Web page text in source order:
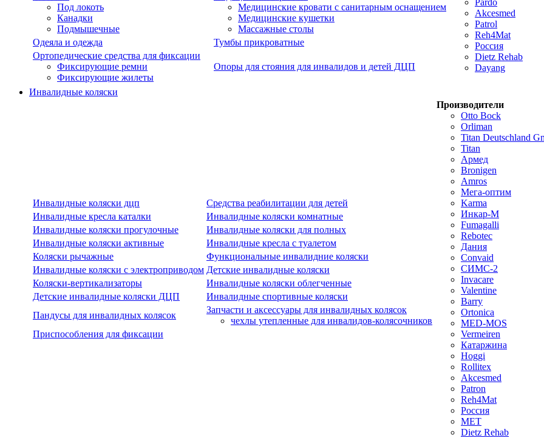
Под локоть
Канадки
Подмышечные
Медицинские кровати с санитарным оснащением
Медицинские кушетки
Массажные столы
Одеяла и одежда
Тумбы прикроватные
Ортопедические средства для фиксации
Фиксирующие ремни
Фиксирующие жилеты
Опоры для стояния для инвалидов и детей ДЦП
Pardo
Akcesmed
Patrol
Reh4Mat
Россия
Dietz Rehab
Dayang
Инвалидные коляски
Инвалидные коляски дцп
Средства реабилитации для детей
Инвалидные кресла каталки
Инвалидные коляски комнатные
Инвалидные коляски прогулочные
Инвалидные коляски для полных
Инвалидные коляски активные
Инвалидные кресла с туалетом
Коляски рычажные
Функциональные инвалидние коляски
Инвалидные коляски с электроприводом Детские инвалидные коляски
Коляски-вертикализаторы
Инвалидные коляски облегченные
Детские инвалидные коляски ДЦП
Инвалидные спортивные коляски
Пандусы для инвалидных колясок
Запчасти и аксессуары для инвалидных колясок
чехлы утепленные для инвалидов-колясочников
Приспособления для фиксации
Производители
Otto Bock
Orliman
Titan Deutschland
Titan
Армед
Bronigen
Amros
Мега-оптим
Karma
Инкар-М
Fumagalli
Rebotec
Дания
Convaid
СИМС-2
Invacare
Valentine
Barry
Ortonica
MED-MOS
Vermeiren
Катаржина
Hoggi
Rollitex
Akcesmed
Patron
Reh4Mat
Россия
МЕТ
Dietz Rehab